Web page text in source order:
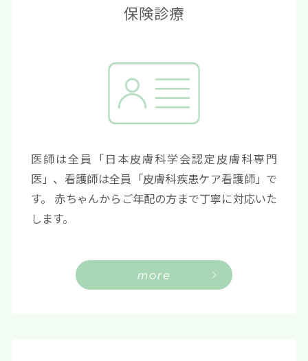
保険診療
医師は全員「日本皮膚科学会認定皮膚科専門
医」、看護師は全員「皮膚科疾患ケア看護師」で
す。 赤ちゃんからご年配の方まで丁寧に対応いた
します。
more